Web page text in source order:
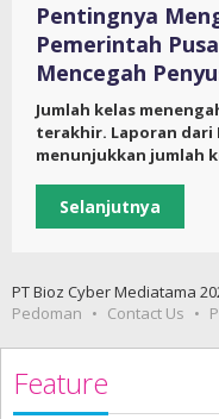
Pentingnya
Pemerintah
Mencegah
Jumlah kelas
terakhir. Laporan dari
menunjukkan jumlah
Selanjutnya
PT Bioz Cyber Mediatama
Pedoman
Contact Us
Feature